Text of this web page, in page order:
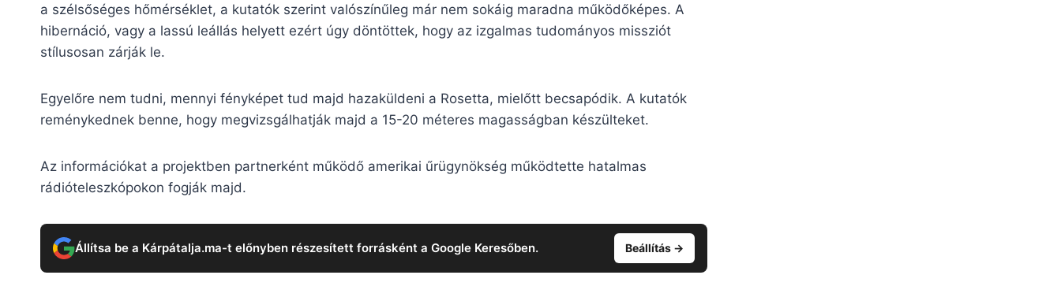
a szélsőséges hőmérséklet, a kutatók szerint valószínűleg már nem sokáig maradna működőképes. A
hibernáció, vagy a lassú leállás helyett ezért úgy döntöttek, hogy az izgalmas tudományos missziót
stílusosan zárják le.
Egyelőre nem tudni, mennyi fényképet tud majd hazaküldeni a Rosetta, mielőtt becsapódik. A kutatók
reménykednek benne, hogy megvizsgálhatják majd a 15-20 méteres magasságban készülteket.
Az információkat a projektben partnerként működő amerikai űrügynökség működtette hatalmas
rádióteleszkópokon fogják majd.
Állítsa be a Kárpátalja.ma-t előnyben részesített forrásként a Google Keresőben. Beállítás →